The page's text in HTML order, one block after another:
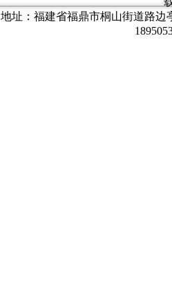
地址：福建省福鼎市桐山街道路边